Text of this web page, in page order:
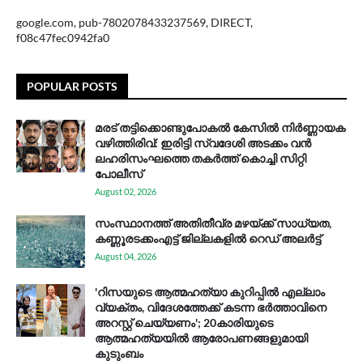
google.com, pub-7802078433237569, DIRECT,
f08c47fec0942fa0
POPULAR POSTS
മരട് തട്ടിക്കൊണ്ടുപോകൽ കേസിൽ നിർണ്ണായക
വഴിത്തിരിവ്: ഇരിട്ടി സ്വദേശി അടക്കം വൻ
ലഹരിസംഘത്തെ തകർത്ത് കൊച്ചി സിറ്റി
പോലീസ്
August 02, 2026
സം​സ്ഥാ​ന​ത്ത് അ​തി​തീ​വ്ര മ​ഴ​യ്ക്ക് സാ​ധ്യ​ത,
കണ്ണൂരടക്കംഎ​ട്ട് ജി​ല്ല​ക​ളി​ൽ റെ​ഡ് അ​ലർ​ട്ട്
August 04, 2026
'റിസയുടെ ആത്മഹത്യാ കുറിപ്പിൽ എല്ലാം
വ്യക്തം, വിദേശത്തേക്ക് കടന്ന ഭർത്താവിനെ
അറസ്റ്റ് ചെയ്യണം'; 20കാരിയുടെ
ആത്മഹത്യയിൽ ആരോപണങ്ങളുമായി
കുടുംബം